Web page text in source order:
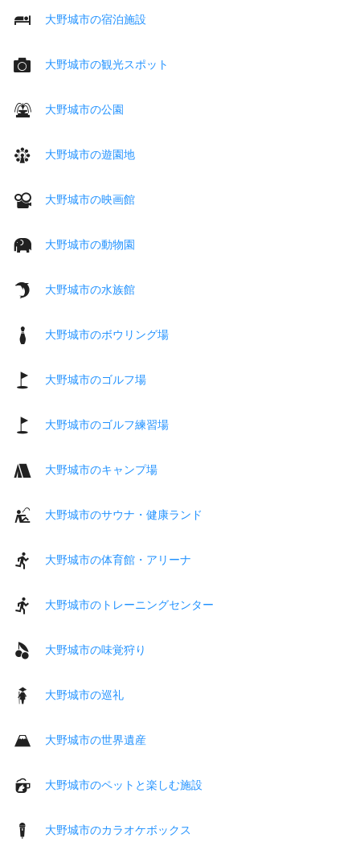
大野城市の宿泊施設
大野城市の観光スポット
大野城市の公園
大野城市の遊園地
大野城市の映画館
大野城市の動物園
大野城市の水族館
大野城市のボウリング場
大野城市のゴルフ場
大野城市のゴルフ練習場
大野城市のキャンプ場
大野城市のサウナ・健康ランド
大野城市の体育館・アリーナ
大野城市のトレーニングセンター
大野城市の味覚狩り
大野城市の巡礼
大野城市の世界遺産
大野城市のペットと楽しむ施設
大野城市のカラオケボックス